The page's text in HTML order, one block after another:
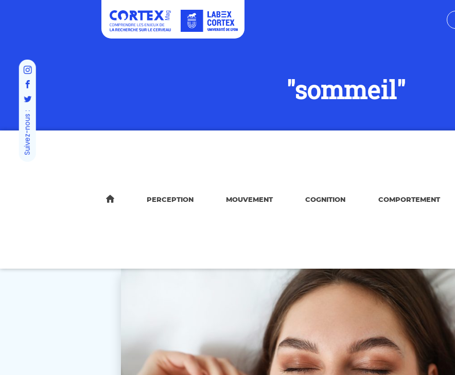
Suivez-nous :
"sommeil"
PERCEPTION MOUVEMENT COGNITION COMPORTEMENT